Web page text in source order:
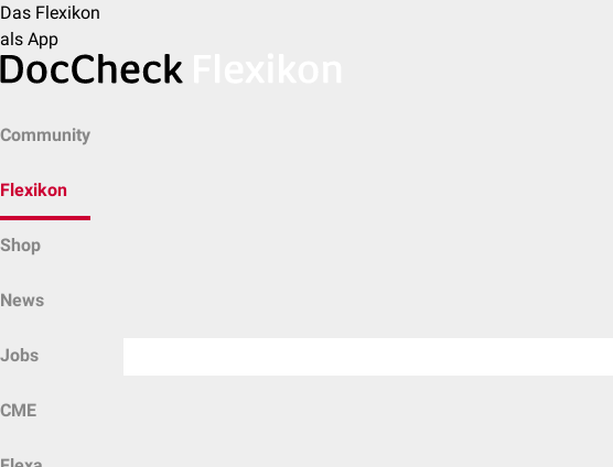
Das Flexikon
als App
Community
Flexikon
Shop
News
Jobs
CME